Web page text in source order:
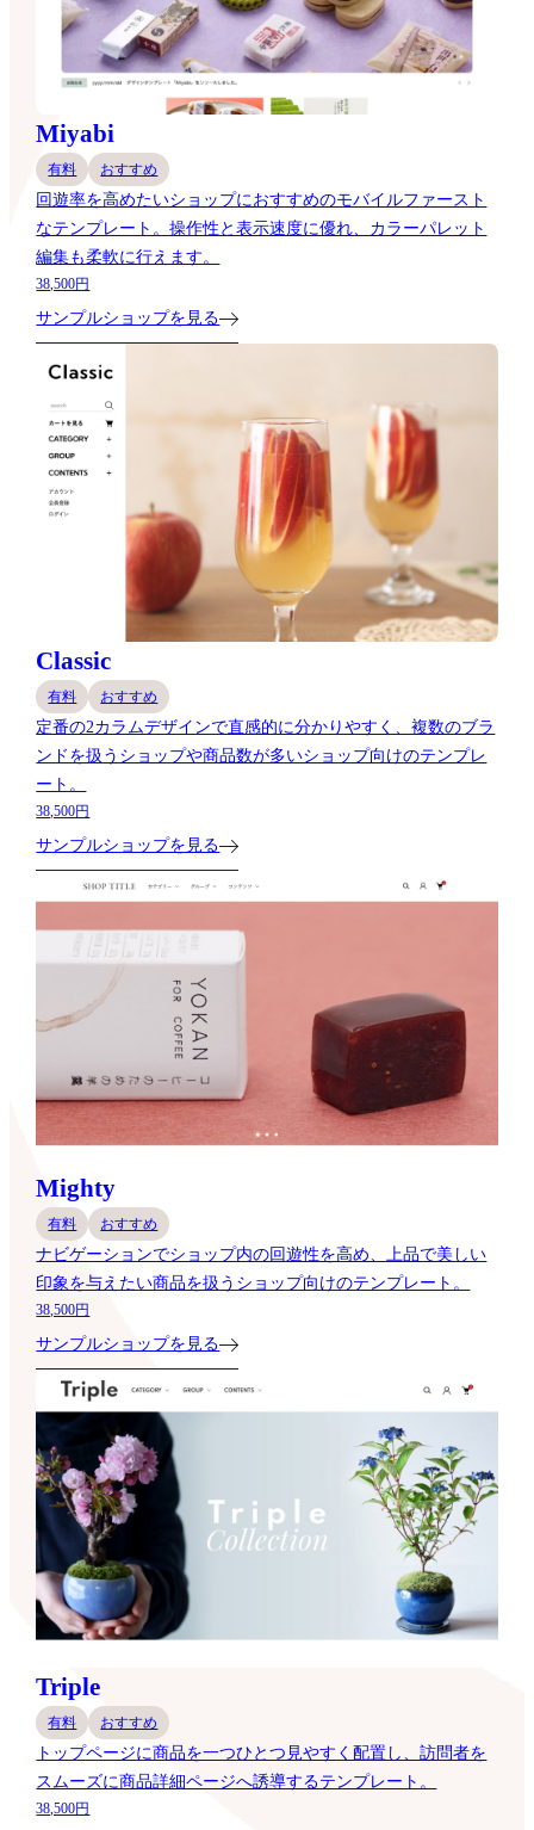
Miyabi
有料 おすすめ
回遊率を高めたいショップにおすすめのモバイルファースト
なテンプレート。操作性と表示速度に優れ、カラーパレット
編集も柔軟に行えます。
38,500円
サンプルショップを見る
Classic
有料 おすすめ
定番の2カラムデザインで直感的に分かりやすく、複数のブラ
ンドを扱うショップや商品数が多いショップ向けのテンプレ
ート。
38,500円
サンプルショップを見る
Mighty
有料 おすすめ
ナビゲーションでショップ内の回遊性を高め、上品で美しい
印象を与えたい商品を扱うショップ向けのテンプレート。
38,500円
サンプルショップを見る
Triple
有料 おすすめ
トップページに商品を一つひとつ見やすく配置し、訪問者を
スムーズに商品詳細ページへ誘導するテンプレート。
38,500円